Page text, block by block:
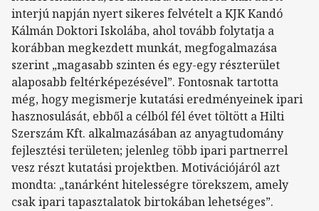
interjú napján nyert sikeres felvételt a KJK Kandó
Kálmán Doktori Iskolába, ahol tovább folytatja a
korábban megkezdett munkát, megfogalmazása
szerint „magasabb szinten és egy-egy részterület
alaposabb feltérképezésével”. Fontosnak tartotta
még, hogy megismerje kutatási eredményeinek ipari
hasznosulását, ebből a célból fél évet töltött a Hilti
Szerszám Kft. alkalmazásában az anyagtudomány
fejlesztési területen; jelenleg több ipari partnerrel
vesz részt kutatási projektben. Motivációjáról azt
mondta: „tanárként hitelességre törekszem, amely
csak ipari tapasztalatok birtokában lehetséges”.